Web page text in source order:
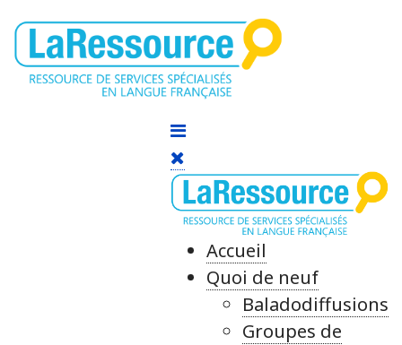
Accueil
Quoi de neuf
Baladodiffusions
Groupes de